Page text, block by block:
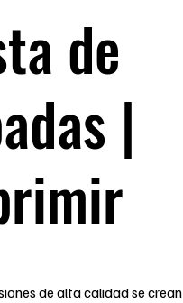
de
|
de alta calidad se crean